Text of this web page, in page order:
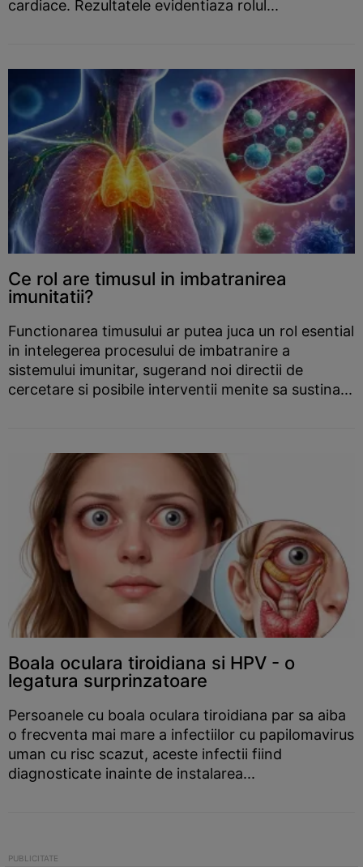
cardiace. Rezultatele evidentiaza rolul...
Ce rol are timusul in imbatranirea
imunitatii?
Functionarea timusului ar putea juca un rol esential
in intelegerea procesului de imbatranire a
sistemului imunitar, sugerand noi directii de
cercetare si posibile interventii menite sa sustina...
Boala oculara tiroidiana si HPV - o
legatura surprinzatoare
Persoanele cu boala oculara tiroidiana par sa aiba
o frecventa mai mare a infectiilor cu papilomavirus
uman cu risc scazut, aceste infectii fiind
diagnosticate inainte de instalarea...